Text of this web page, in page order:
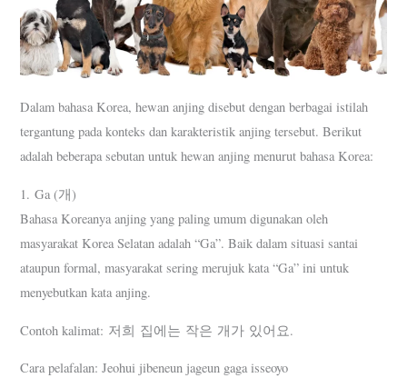
Dalam bahasa Korea, hewan anjing disebut dengan berbagai istilah
tergantung pada konteks dan karakteristik anjing tersebut. Berikut
adalah beberapa sebutan untuk hewan anjing menurut bahasa Korea:
1. Ga (개)
Bahasa Koreanya anjing yang paling umum digunakan oleh
masyarakat Korea Selatan adalah “Ga”. Baik dalam situasi santai
ataupun formal, masyarakat sering merujuk kata “Ga” ini untuk
menyebutkan kata anjing.
Contoh kalimat: 저희 집에는 작은 개가 있어요.
Cara pelafalan: Jeohui jibeneun jageun gaga isseoyo